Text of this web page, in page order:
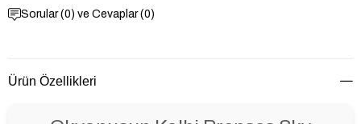
Sorular (0) ve Cevaplar (0)
Ürün Özellikleri